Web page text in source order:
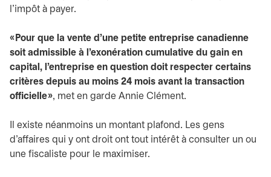
l’impôt à payer.
« Pour que la vente d’une petite entreprise canadienne
soit admissible à l’exonération cumulative du gain en
capital, l’entreprise en question doit respecter certains
critères depuis au moins 24 mois avant la transaction
officielle », met en garde Annie Clément.
Il existe néanmoins un montant plafond. Les gens
d’affaires qui y ont droit ont tout intérêt à consulter un ou
une fiscaliste pour le maximiser.